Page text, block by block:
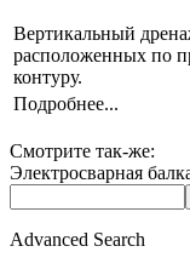
Вертикальный
расположенных по
контуру.
Подробнее...
Смотрите так-же:
Электросварная
Advanced Search